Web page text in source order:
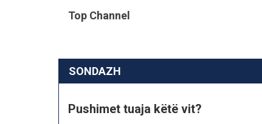
Top Channel
SONDAZH
Pushimet tuaja këtë vit?